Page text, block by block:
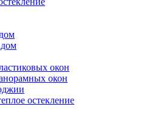
окон
окон
остекление